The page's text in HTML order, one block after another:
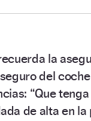
la
del
“Que tenga
de alta en